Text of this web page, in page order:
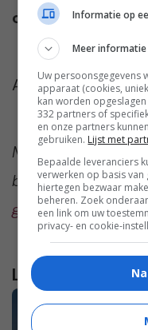
comments!
Afbeelding:Tim
Meer te weten
bovenste
graag alles over!
Lees verder...
Informatie op
Meer informatie
Uw persoonsgegevens
apparaat (cookies,
kan worden
332 partners of
en onze partners
gebruiken. Lijst met
Bepaalde leveranciers
verwerken op basis
hiertegen bezwaar
beheren. Zoek
een link om uw
privacy- en cookie-